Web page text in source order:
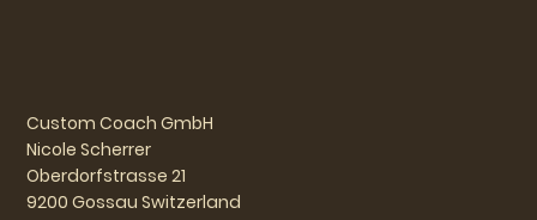
Custom Coach GmbH
Nicole Scherrer
Oberdorfstrasse 21
9200 Gossau Switzerland